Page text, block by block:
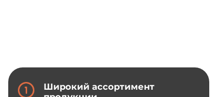
Широкий ассортимент